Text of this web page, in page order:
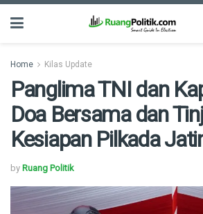
Home Kilas Update
Panglima TNI dan
Doa Bersama dan
Kesiapan Pilkada
by Ruang Politik